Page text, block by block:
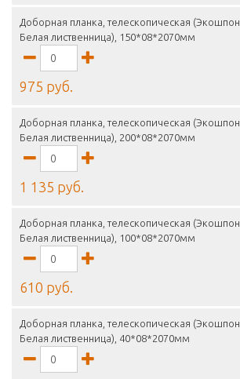
Доборная планка, телескопическая
Белая лиственница), 150*08*2070мм
975 руб.
Доборная планка, телескопическая
Белая лиственница), 200*08*2070мм
1 135 руб.
Доборная планка, телескопическая
Белая лиственница), 100*08*2070мм
610 руб.
Доборная планка, телескопическая
Белая лиственница), 40*08*2070мм